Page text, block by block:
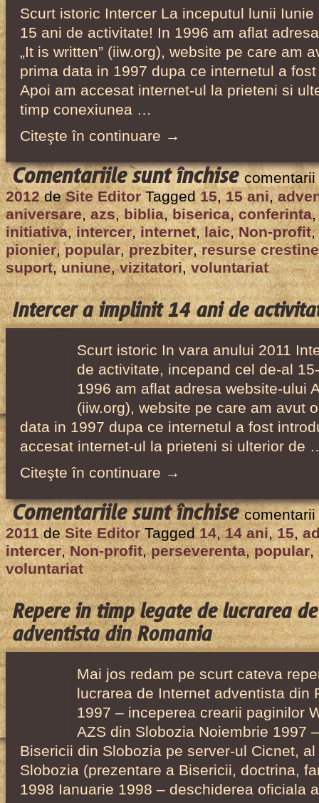
Scurt istoric Intercer La inceputul lunii
15 ani de activitate! In 1996 am aflat
„It is written” (iiw.org), website pe care am
prima data in 1997 dupa ce internetul a
Apoi am accesat internet-ul la prieteni si
timp conexiunea …
Citeşte în continuare →
Comentariile sunt închisepentru
Intercer
a
implinit
15
ani
de
activitate!
2012 de Site EditorTagged15,15 ani,
aniversare,azs,biblia,biserica,conferinta
initiativa,intercer,internet,laic,Non-profit,
pionier,popular,prezbiter,resurse crestine
suport,uniune,vizitatori,voluntariat
Intercer a implinit 14 ani de
Scurt istoric In vara anului 2011
de activitate, incepand cel de-al
1996 am aflat adresa website-ului
(iiw.org), website pe care am avut
data in 1997 dupa ce internetul a fost
accesat internet-ul la prieteni si ulterior de
Citeşte în continuare →
Comentariile sunt închisepentru
Intercer
a
implinit
14
ani
de
activitate
2011 de Site EditorTagged14,14 ani,15,
intercer,Non-profit,perseverenta,popular,
voluntariat
Repere in timp legate de lucrarea
adventista din Romania
Mai jos redam pe scurt cateva
lucrarea de Internet adventista din
1997 – inceperea crearii paginilor
AZS din Slobozia Noiembrie 1997
Bisericii din Slobozia pe server-ul Cicnet,
Slobozia (prezentare a Bisericii, doctrina,
1998 Ianuarie 1998 – deschiderea oficiala